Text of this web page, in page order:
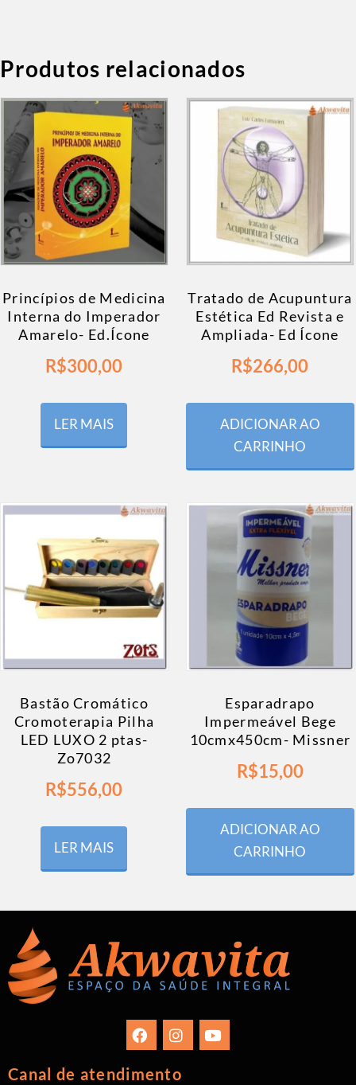
Produtos relacionados
Princípios de Medicina
Interna do Imperador
Amarelo- Ed.Ícone
R$300,00
LER MAIS
Tratado de Acupuntura
Estética Ed Revista e
Ampliada- Ed Ícone
R$266,00
ADICIONAR AO
CARRINHO
Bastão Cromático
Cromoterapia Pilha
LED LUXO 2 ptas-
Zo7032
R$556,00
LER MAIS
Esparadrapo
Impermeável Bege
10cmx450cm- Missner
R$15,00
ADICIONAR AO
CARRINHO
Canal de atendimento